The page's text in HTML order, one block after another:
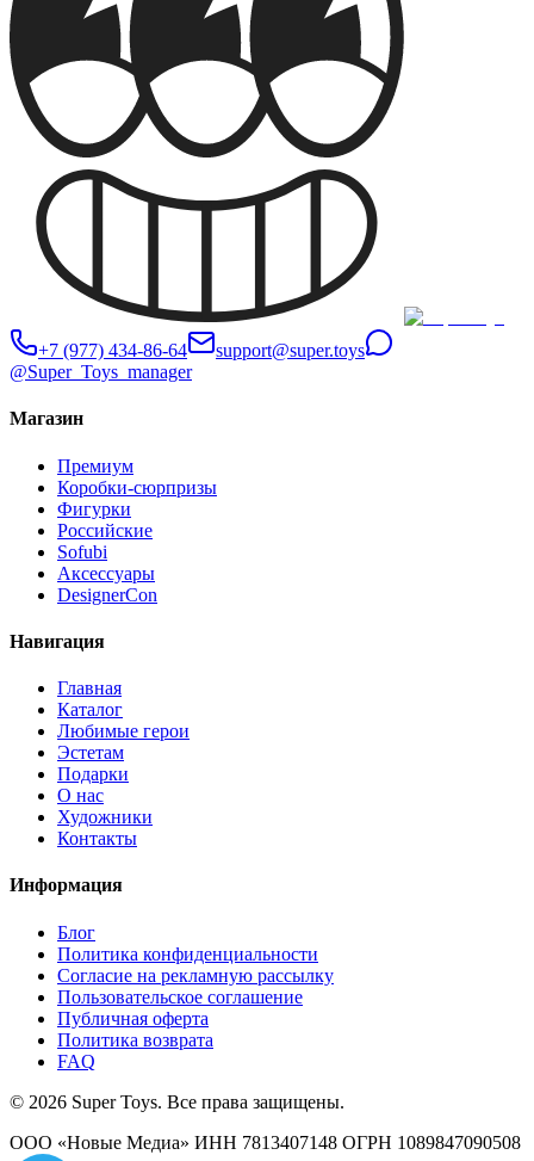
+7 (977) 434-86-64
support@super.toys
@Super_Toys_manager
Магазин
Премиум
Коробки-сюрпризы
Фигурки
Российские
Sofubi
Аксессуары
DesignerCon
Навигация
Главная
Каталог
Любимые герои
Эстетам
Подарки
О нас
Художники
Контакты
Информация
Блог
Политика конфиденциальности
Согласие на рекламную рассылку
Пользовательское соглашение
Публичная оферта
Политика возврата
FAQ
© 2026 Super Toys. Все права защищены.
ООО «Новые Медиа» ИНН 7813407148 ОГРН 1089847090508